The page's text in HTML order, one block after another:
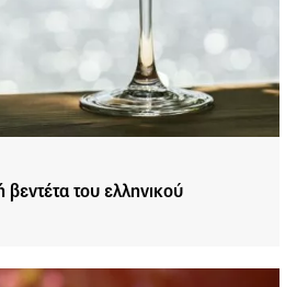
του ελληνικού